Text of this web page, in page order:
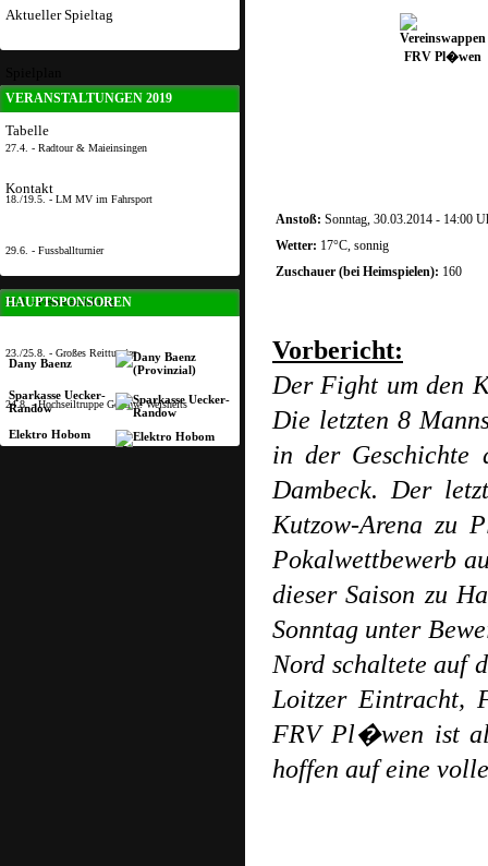
Aktueller Spieltag
Tabelle
Kontakt
VERANSTALTUNGEN 2019
27.4. - Radtour & Maieinsingen
18./19.5. - LM MV im Fahrsport
29.6. - Fussballturnier
22.8. - Festveranstaltung
23./25.8. - Großes Reitturnier
24.8. - Hochseiltruppe Geschw. Weisheits
HAUPTSPONSOREN
Dany Baenz
Sparkasse Uecker-
Randow
Elektro Hobom
Anstoß: Sonntag, 30.03.2014 - 14:00
Wetter: 17°C, sonnig
Zuschauer (bei Heimspielen): 160
Vorbericht:
Der Fight um den
Die letzten 8
in der
Dambeck. Der
Kutzow-Arena zu
Pokalwettbewerb
dieser Saison zu
Sonntag unter
Nord schaltete auf
Loitzer Eintracht,
FRV Pl�wen ist
hoffen auf eine